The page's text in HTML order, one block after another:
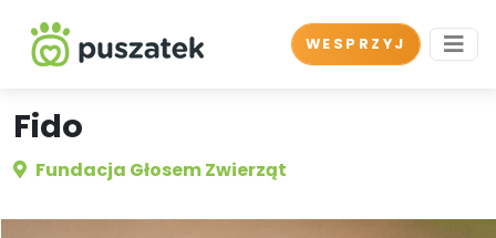
WESPRZYJ
Fido
Fundacja Głosem Zwierząt